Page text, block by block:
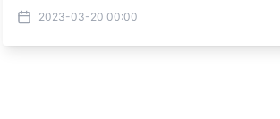
2023-03-20 00:00